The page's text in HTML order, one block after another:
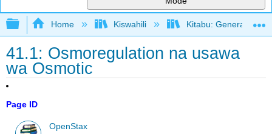
Expand/collapse global hierarchy
Home Kiswahili Kitabu: General
41.1: Osmoregulation na usawa
wa Osmotic
Page ID
OpenStax